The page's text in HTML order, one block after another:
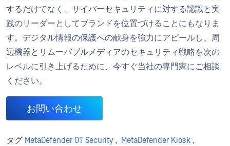
するだけでなく、サイバーセキュリティに対する認識と実
践のリーダーとしてブランドを位置づけることにもなりま
す。デジタル情報の保護への献身を強力にアピールし、周
辺機器とリムーバブルメディアのセキュリティ戦略を次の
レベルに引き上げるために、今すぐ当社の専門家にご相談
ください。
お問い合わせ
タグ MetaDefender OT Security, MetaDefender Kiosk ,